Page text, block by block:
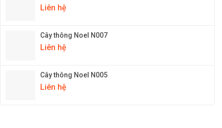
Liên hệ
Cây thông Noel N007
Liên hệ
Cây thông Noel N005
Liên hệ